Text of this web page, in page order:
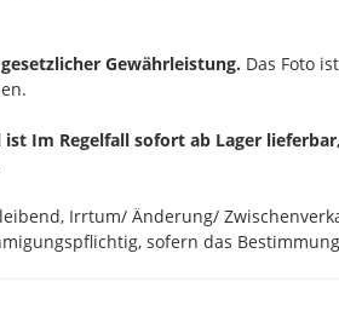
Gewährleistung. Das Foto
ist Im Regelfall sofort ab Lager
Irrtum/ Änderung/
sofern das